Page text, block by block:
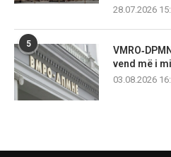
28.07.2026
5
vend më i
03.08.2026